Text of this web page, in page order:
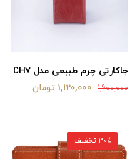
جاکارتی چرم طبیعی مدل CH7
1,600,000 1,120,000 تومان
30٪ تخفیف